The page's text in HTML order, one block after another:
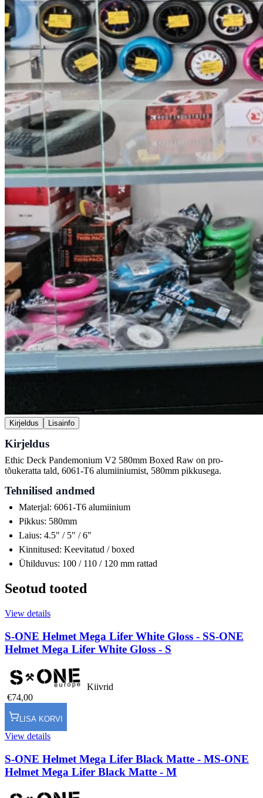
Kirjeldus Lisainfo
Kirjeldus
Ethic Deck Pandemonium V2 580mm Boxed Raw on pro-
tõukeratta tald, 6061-T6 alumiiniumist, 580mm pikkusega.
Tehnilised andmed
Materjal: 6061-T6 alumiinium
Pikkus: 580mm
Laius: 4.5" / 5" / 6"
Kinnitused: Keevitatud / boxed
Ühilduvus: 100 / 110 / 120 mm rattad
Seotud tooted
View details
S-ONE Helmet Mega Lifer White Gloss - SS-ONE
Helmet Mega Lifer White Gloss - S
Kiivrid
€74,00
LISA KORVI
View details
S-ONE Helmet Mega Lifer Black Matte - MS-ONE
Helmet Mega Lifer Black Matte - M